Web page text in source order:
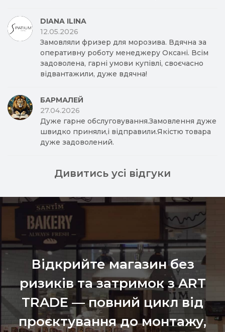
DIANA ILINA
12.05.2026
Замовляли фризер для морозива. Вдячна за
оперативну роботу менеджеру Оксані. Всім
задоволена, гарні умови купівлі, своєчасно
відвантажили, дуже вдячна!
БАРМАЛЕЙ
27.04.2026
Дуже гарне обслуговування.Замовлення дуже
швидко приняли,і відправили.Якістю товара
дуже задоволений.
Дивитись усі відгуки
Відкрийте магазин без
ризиків та затримок з ART
TRADE — повний цикл від
проєктування до монтажу,